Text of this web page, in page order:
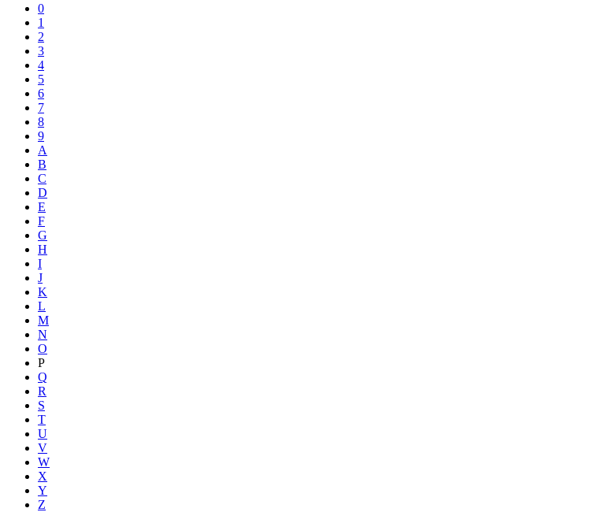
0
1
2
3
4
5
6
7
8
9
A
B
C
D
E
F
G
H
I
J
K
L
M
N
O
P
Q
R
S
T
U
V
W
X
Y
Z